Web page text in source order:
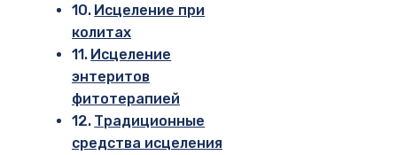
Исцеление при
колитах
Исцеление
энтеритов
фитотерапией
Традиционные
средства исцеления